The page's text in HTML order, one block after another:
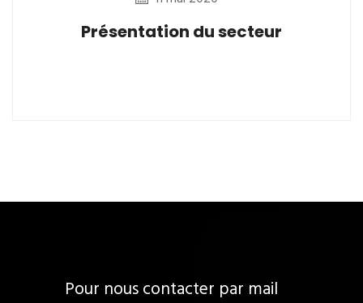
Présentation du secteur
Pour nous contacter par mail